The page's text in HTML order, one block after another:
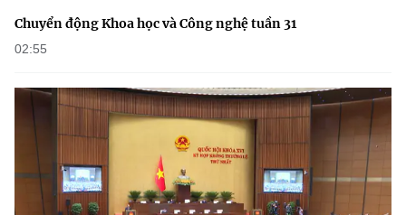
Chuyển động Khoa học và Công nghệ tuần 31
02:55